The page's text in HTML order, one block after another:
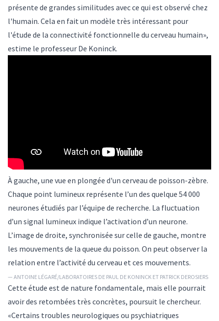
présente de grandes similitudes avec ce qui est observé chez
l'humain. Cela en fait un modèle très intéressant pour
l'étude de la connectivité fonctionnelle du cerveau humain»,
estime le professeur De Koninck.
À gauche, une vue en plongée d'un cerveau de poisson-zèbre.
Chaque point lumineux représente l’un des quelque 54 000
neurones étudiés par l’équipe de recherche. La fluctuation
d’un signal lumineux indique l’activation d’un neurone.
L’image de droite, synchronisée sur celle de gauche, montre
les mouvements de la queue du poisson. On peut observer la
relation entre l’activité du cerveau et ces mouvements.
— ANTOINE LÉGARÉ/LABORATOIRES DE PAUL DE KONINCK ET PATRICK DEROSIERS
Cette étude est de nature fondamentale, mais elle pourrait
avoir des retombées très concrètes, poursuit le chercheur.
«Certains troubles neurologiques ou psychiatriques